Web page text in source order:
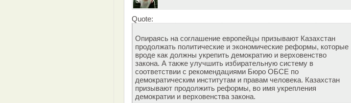
Quote:
Опираясь на соглашение европейцы призывают Казахстан
продолжать политические и экономические реформы, которые
вроде как должны укрепить демократию и верховенство
закона. А также улучшить избирательную систему в
соответствии с рекомендациями Бюро ОБСЕ по
демократическим институтам и правам человека. Казахстан
призывают продолжить реформы, во имя укрепления
демократии и верховенства закона.